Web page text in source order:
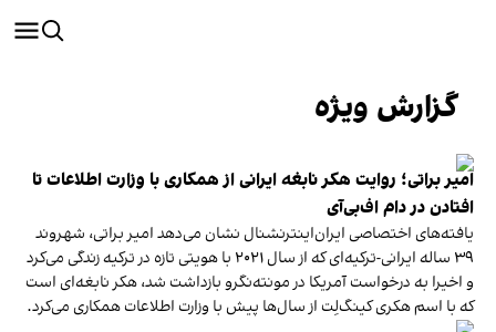
گزارش ویژه
امیر براتی؛ روایت هکر نابغه ایرانی از همکاری با وزارت اطلاعات تا
افتادن در دام اف‌بی‌آی
یافته‌های اختصاصی ایران‌اینترنشنال نشان می‌دهد امیر براتی، شهروند
۳۹ ساله ایرانی-ترکیه‌ای که از سال ۲۰۲۱ با هویتی تازه‌ در ترکیه زندگی می‌کرد
و اخیرا به درخواست آمریکا در مونته‌نگرو بازداشت شد، هکر نابغه‌ای است
که با اسم هکری کینگ‌لِت از سال‌ها پیش با وزارت اطلاعات همکاری می‌کرد.